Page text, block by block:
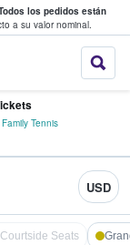
los pedidos están
a su valor nominal.
Tennis
USD
Courtside Seats